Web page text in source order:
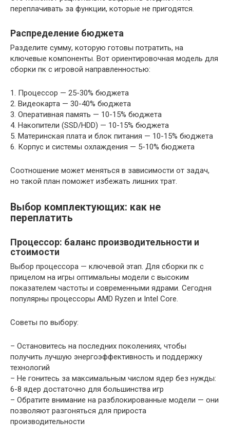
переплачивать за функции, которые не пригодятся.
Распределение бюджета
Разделите сумму, которую готовы потратить, на
ключевые компоненты. Вот ориентировочная модель для
сборки пк с игровой направленностью:
1. Процессор — 25-30% бюджета
2. Видеокарта — 30-40% бюджета
3. Оперативная память — 10-15% бюджета
4. Накопители (SSD/HDD) — 10-15% бюджета
5. Материнская плата и блок питания — 10-15% бюджета
6. Корпус и системы охлаждения — 5-10% бюджета
Соотношение может меняться в зависимости от задач,
но такой план поможет избежать лишних трат.
Выбор комплектующих: как не
переплатить
Процессор: баланс производительности и
стоимости
Выбор процессора — ключевой этап. Для сборки пк с
прицелом на игры оптимальны модели с высоким
показателем частоты и современными ядрами. Сегодня
популярны процессоры AMD Ryzen и Intel Core.
Советы по выбору:
– Остановитесь на последних поколениях, чтобы
получить лучшую энергоэффективность и поддержку
технологий
– Не гонитесь за максимальным числом ядер без нужды:
6-8 ядер достаточно для большинства игр
– Обратите внимание на разблокированные модели — они
позволяют разгоняться для прироста
производительности